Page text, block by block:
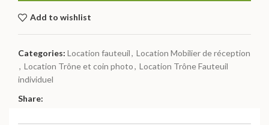
Add to wishlist
Categories: Location fauteuil, Location Mobilier de réception
, Location Trône et coin photo, Location Trône Fauteuil
individuel
Share: